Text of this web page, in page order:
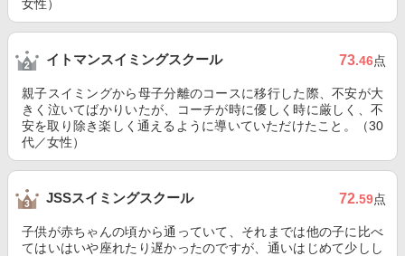
女性）
イトマンスイミングスクール 73.46点
親子スイミングから母子分離のコースに移行した際、不安が大
きく泣いてばかりいたが、コーチが時に優しく時に厳しく、不
安を取り除き楽しく通えるように導いていただけたこと。（30
代／女性）
JSSスイミングスクール 72.59点
子供が赤ちゃんの頃から通っていて、それまでは他の子に比べ
てはいはいや座れたり遅かったのですが、通いはじめて少しし